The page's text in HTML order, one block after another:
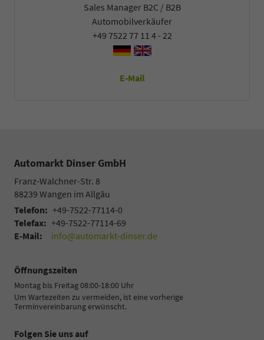
Sales Manager B2C / B2B
Automobilverkäufer
+49 7522 77 11 4 - 22
E-Mail
Automarkt Dinser GmbH
Franz-Walchner-Str. 8
88239 Wangen im Allgäu
Telefon: +49-7522-77114-0
Telefax: +49-7522-77114-69
E-Mail:
info@automarkt-dinser.de
Öffnungszeiten
Montag bis Freitag 08:00-18:00 Uhr
Um Wartezeiten zu vermeiden, ist eine vorherige
Terminvereinbarung erwünscht.
Folgen Sie uns auf